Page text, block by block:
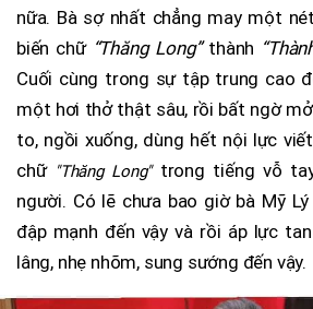
nữa. Bà sợ nhất chẳng may một
biến chữ “Thăng Long”thành
Cuối cùng trong sự tập trung cao
một hơi thở thật sâu, rồi bất ngờ
to, ngồi xuống, dùng hết nội lực
chữ "Thăng Long"trong tiếng vỗ
người. Có lẽ chưa bao giờ bà Mỹ
đập mạnh đến vậy và rồi áp lực
lâng, nhẹ nhõm, sung sướng đến vậy.